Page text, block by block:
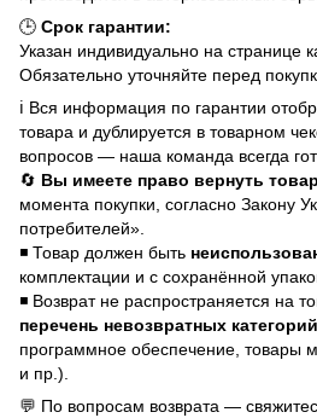
🕒 Срок гарантии:
Указан индивидуально на странице
Обязательно уточняйте перед
ℹ️ Вся информация по гарантии
товара и дублируется в товарном
вопросов — наша команда всегда
🔄 Вы имеете право вернуть
момента покупки, согласно Закону
потребителей».
◾ Товар должен быть
комплектации и с сохранённой
◾ Возврат не распространяется на
перечень невозвратных категорий
программное обеспечение, товары
и пр.).
💬 По вопросам возврата —